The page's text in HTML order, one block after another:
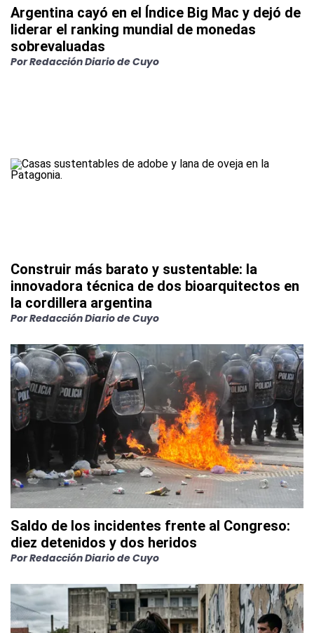
Argentina cayó en el Índice Big Mac y dejó de
liderar el ranking mundial de monedas
sobrevaluadas
PorRedacción Diario de Cuyo
Construir más barato y sustentable: la
innovadora técnica de dos bioarquitectos en
la cordillera argentina
PorRedacción Diario de Cuyo
Saldo de los incidentes frente al Congreso:
diez detenidos y dos heridos
PorRedacción Diario de Cuyo